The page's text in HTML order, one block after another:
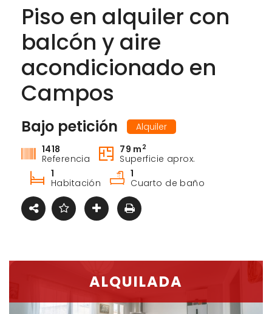
Piso en alquiler con
balcón y aire
acondicionado en
Campos
Bajo petición
Alquiler
1418
Referencia
79 m 2
Superficie aprox.
1
Habitación
1
Cuarto de baño
ALQUILADA